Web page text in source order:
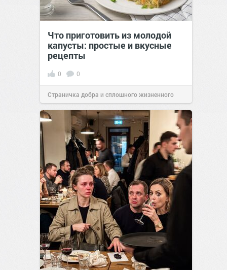
Что приготовить из молодой
капусты: простые и вкусные
рецепты
0 0
Страничка добра и сплошного жизненного
позитива!16:38Сегодня